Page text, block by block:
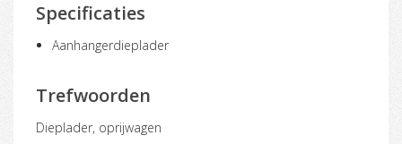
Specificaties
Aanhangerdieplader
Trefwoorden
dieplader, oprijwagen